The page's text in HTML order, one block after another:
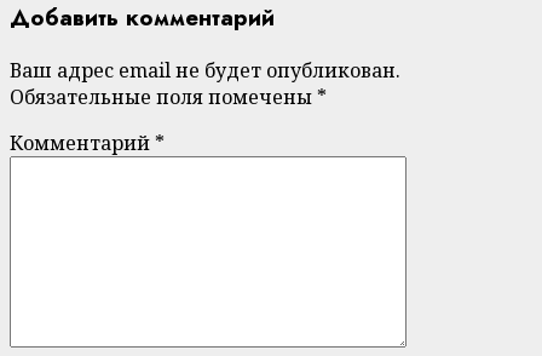
Добавить комментарий
Ваш адрес email не будет опубликован.
Обязательные поля помечены *
Комментарий *